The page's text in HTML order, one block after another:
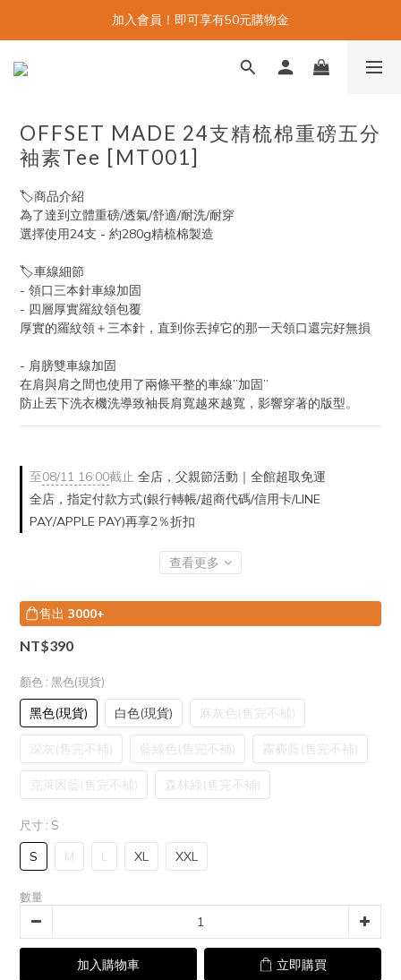
加入會員！即可享有50元購物金
OFFSET MADE 24支精梳棉重磅五分
袖素Tee [MT001]
🏷️商品介紹
為了達到立體重磅/透氣/舒適/耐洗/耐穿
選擇使用24支 - 約280g精梳棉製造
🏷️車線細節
- 領口三本針車線加固
- 四層厚實羅紋領包覆
厚實的羅紋領＋三本針，直到你丟掉它的那一天領口還完好無損
- 肩膀雙車線加固
在肩與肩之間也使用了兩條平整的車線”加固”
防止丟下洗衣機洗導致袖長肩寬越來越寬，影響穿著的版型。
至08/11 16:00截止 全店，父親節活動｜全館超取免運
全店，指定付款方式(銀行轉帳/超商代碼/信用卡/LINE
PAY/APPLE PAY)再享2％折扣
查看更多
售出 3000+
NT$390
顏色 : 黑色(現貨)
黑色(現貨) 白色(現貨) 麻灰色(售完不補)
深灰(售完不補) 藍綠色(售完不補) 霧霾藍(售完不補)
克萊因藍(售完不補) 森林綠(售完不補)
尺寸 : S
S M L XL XXL
數量
加入購物車 立即購買